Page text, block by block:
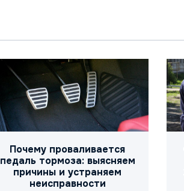
Почему проваливается
педаль тормоза: выясняем
причины и устраняем
неисправности